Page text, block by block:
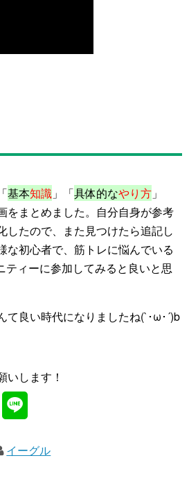
基本知識 」「具体的なやり方 」
をまとめました。自分自身が参考
したので、また見つけたら追記し
な初心者で、筋トレに悩んでいる
ティーに参加してみると良いと思
て良い時代になりましたね(`･ω･´)b
いします！
イーグル